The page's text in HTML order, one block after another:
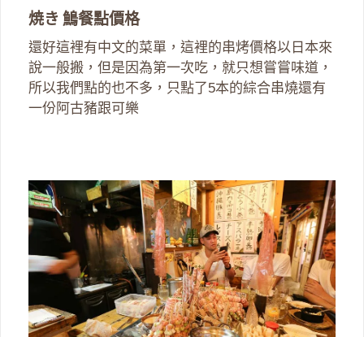
焼き 鷠餐點價格
還好這裡有中文的菜單，這裡的串烤價格以日本來
說一般搬，但是因為第一次吃，就只想嘗嘗味道，
所以我們點的也不多，只點了5本的綜合串燒還有
一份阿古豬跟可樂